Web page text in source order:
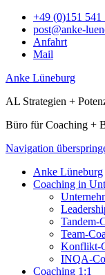
+49 (0)151 541
post@anke-
Anfahrt
Mail
Anke Lüneburg
AL Strategien +
Büro für Coaching +
Navigation
Anke Lüneburg
Coaching in
Tandem-
Team-
Konflikt-
INQA-
Coaching 1:1